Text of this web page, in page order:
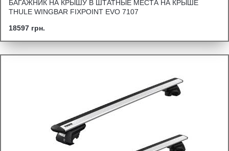
БАГАЖНИК НА КРЫШУ В ШТАТНЫЕ МЕСТА НА КРЫШЕ
THULE WINGBAR FIXPOINT EVO 7107
18597 грн.